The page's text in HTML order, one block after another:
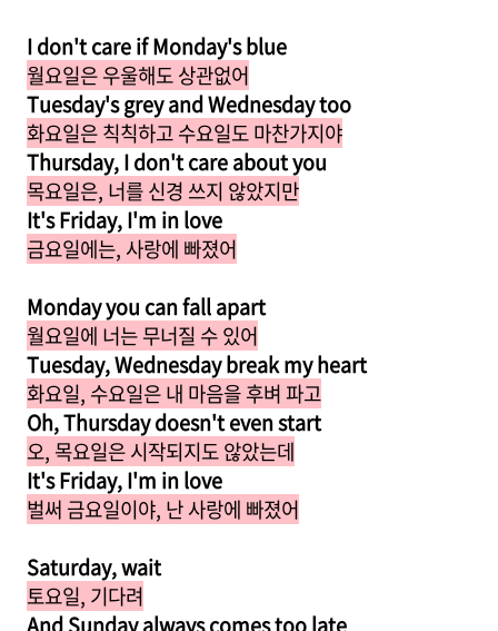
I don't care if Monday's blue
월요일은 우울해도 상관없어
Tuesday's grey and Wednesday too
화요일은 칙칙하고 수요일도 마찬가지야
Thursday, I don't care about you
목요일은, 너를 신경 쓰지 않았지만
It's Friday, I'm in love
금요일에는, 사랑에 빠졌어
Monday you can fall apart
월요일에 너는 무너질 수 있어
Tuesday, Wednesday break my heart
화요일, 수요일은 내 마음을 후벼 파고
Oh, Thursday doesn't even start
오, 목요일은 시작되지도 않았는데
It's Friday, I'm in love
벌써 금요일이야, 난 사랑에 빠졌어
Saturday, wait
토요일, 기다려
And Sunday always comes too late